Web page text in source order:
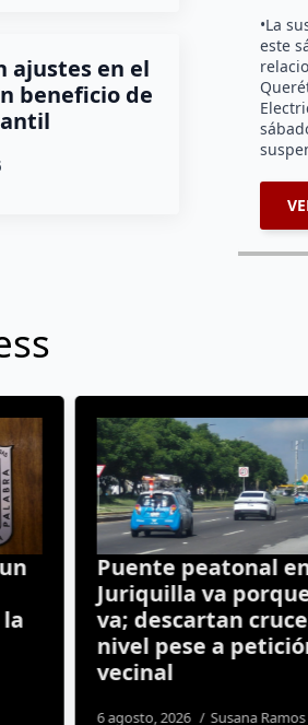
ajustes en el
beneficio de
•La
este
Puente peatonal en
Juriquilla va porque
va; descartan cruce a
nivel pese a petición
vecinal
6 agosto, 2026 Susana Ramos